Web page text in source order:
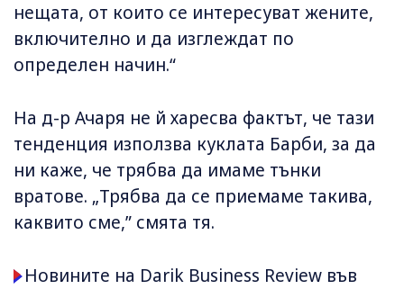
нещата, от които се интересуват жените,
включително и да изглеждат по
определен начин.“
На д-р Ачаря не й харесва фактът, че тази
тенденция използва куклата Барби, за да
ни каже, че трябва да имаме тънки
вратове. „Трябва да се приемаме такива,
каквито сме,” смята тя.
Новините на Darik Business Review във